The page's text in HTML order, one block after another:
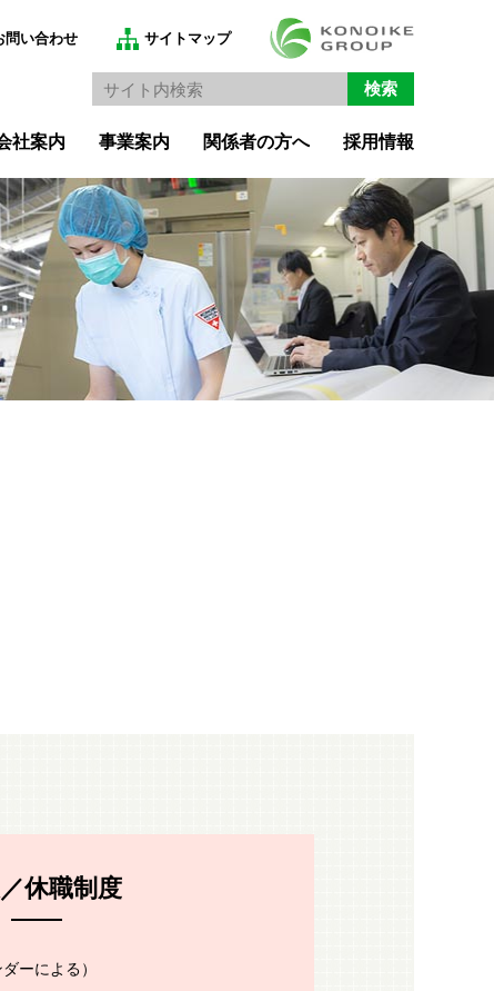
ディカルとは
社案内
ホルダー方針
事業案内
手術室支援サービス
室清掃サービス
材料・薬品・滅菌物・リネン管理
ビス
準備サービス
ン介助サービス
関係者の方へ
メーカー関係者の方
採用情報
採用情報
採用メッセージ
よくある質問
新卒採用情報
アルバイト・パート・
中途採用
検索
問い合わせ サイトマップ
休職制度
ーによる）